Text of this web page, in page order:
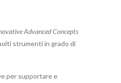
Advanced Concepts
strumenti in grado di
per supportare e